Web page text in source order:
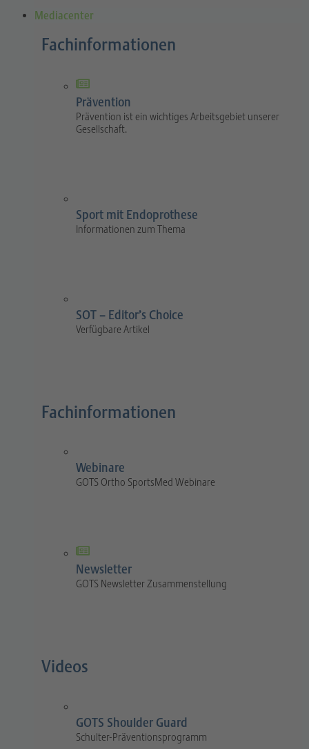
Mediacenter
Fachinformationen
Prävention
Prävention ist ein wichtiges Arbeitsgebiet unserer
Gesellschaft.
Sport mit Endoprothese
Informationen zum Thema
SOT – Editor’s Choice
Verfügbare Artikel
Fachinformationen
Webinare
GOTS Ortho SportsMed Webinare
Newsletter
GOTS Newsletter Zusammenstellung
Videos
GOTS Shoulder Guard
Schulter-Präventionsprogramm